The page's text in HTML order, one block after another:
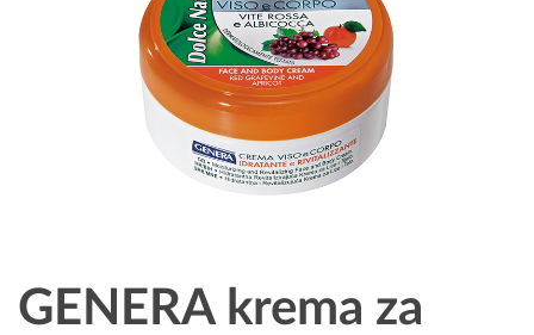
GENERA krema za